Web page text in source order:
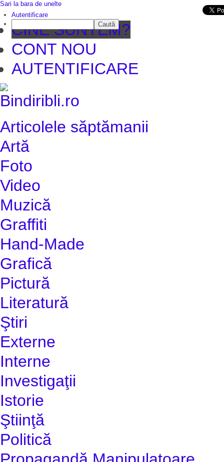
CINE SUNTEM?
CONT NOU
AUTENTIFICARE
Articolele săptămanii
Artă
Foto
Video
Muzică
Graffiti
Hand-Made
Grafică
Pictură
Literatură
Ştiri
Externe
Interne
Investigaţii
Istorie
Ştiinţă
Politică
Sari la bara de unelte
Autentificare
Caută